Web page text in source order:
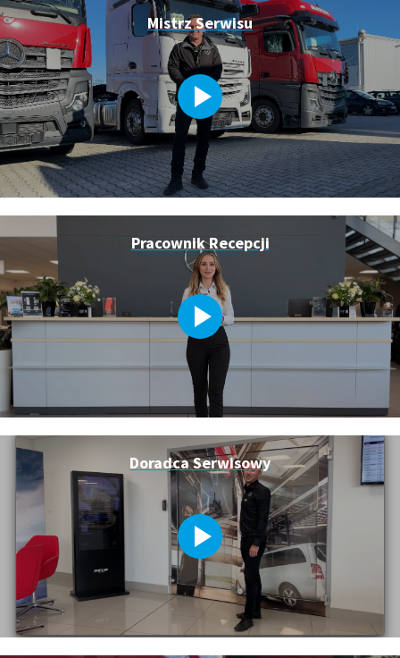
Mistrz Serwisu
Pracownik Recepcji
Doradca Serwisowy